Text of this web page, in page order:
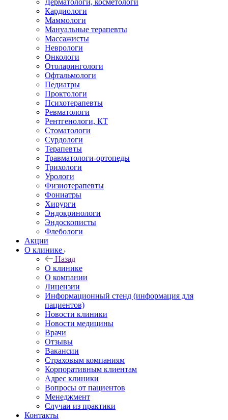
Дерматологи, косметологи
Кардиологи
Маммологи
Мануальные терапевты
Массажисты
Неврологи
Онкологи
Отоларингологи
Офтальмологи
Педиатры
Проктологи
Психотерапевты
Ревматологи
Рентгенологи, КТ
Стоматологи
Сурдологи
Терапевты
Травматологи-ортопеды
Трихологи
Урологи
Физиотерапевты
Фониатры
Хирурги
Эндокринологи
Эндоскописты
Флебологи
Акции
О клинике
Назад
О клинике
О компании
Лицензии
Информационный стенд (информация для
пациентов)
Новости клиники
Новости медицины
Врачи
Отзывы
Вакансии
Страховым компаниям
Корпоративным клиентам
Адрес клиники
Вопросы от пациентов
Менеджмент
Случаи из практики
Контакты